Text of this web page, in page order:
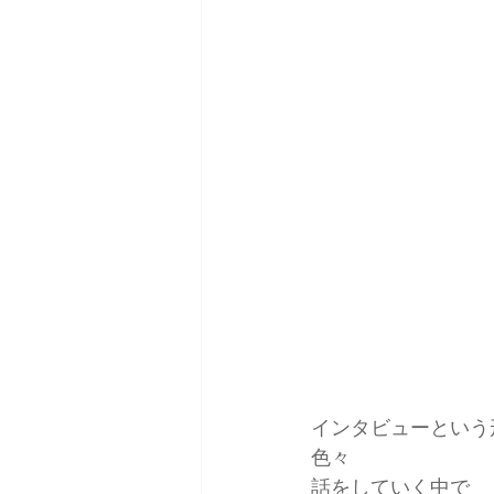
インタビューとい
色々
話をしていく中で